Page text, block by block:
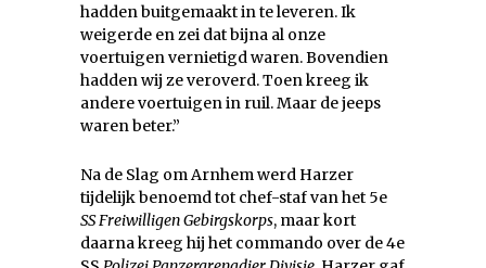
hadden buitgemaakt in te leveren. Ik
weigerde en zei dat bijna al onze
voertuigen vernietigd waren. Bovendien
hadden wij ze veroverd. Toen kreeg ik
andere voertuigen in ruil. Maar de jeeps
waren beter.”
Na de Slag om Arnhem werd Harzer
tijdelijk benoemd tot chef-staf van het 5e
SS Freiwilligen Gebirgskorps, maar kort
daarna kreeg hij het commando over de 4e